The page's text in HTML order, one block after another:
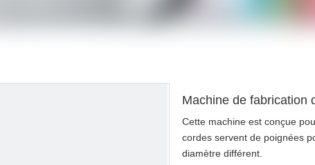
Machine à sacs en papier
Sac en papier alimenté en feuilles
Machine de fabrication
Cette machine est conçue
cordes servent de poignées
diamètre différent.